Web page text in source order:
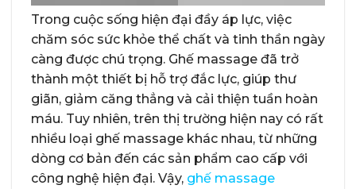
Trong cuộc sống hiện đại đầy áp lực, việc
chăm sóc sức khỏe thể chất và tinh thần ngày
càng được chú trọng. Ghế massage đã trở
thành một thiết bị hỗ trợ đắc lực, giúp thư
giãn, giảm căng thẳng và cải thiện tuần hoàn
máu. Tuy nhiên, trên thị trường hiện nay có rất
nhiều loại ghế massage khác nhau, từ những
dòng cơ bản đến các sản phẩm cao cấp với
công nghệ hiện đại. Vậy, ghế massage